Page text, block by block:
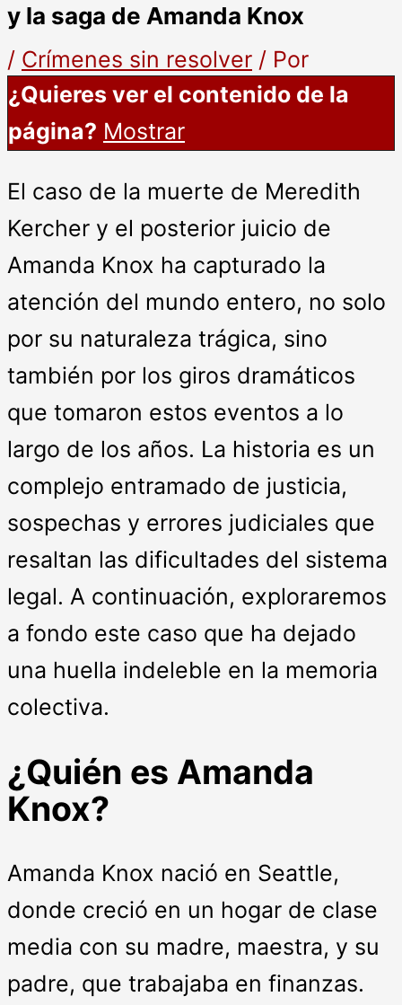
y la saga de Amanda Knox
/ Crímenes sin resolver / Por
¿Quieres ver el contenido de la
página? Mostrar
El caso de la muerte de Meredith
Kercher y el posterior juicio de
Amanda Knox ha capturado la
atención del mundo entero, no solo
por su naturaleza trágica, sino
también por los giros dramáticos
que tomaron estos eventos a lo
largo de los años. La historia es un
complejo entramado de justicia,
sospechas y errores judiciales que
resaltan las dificultades del sistema
legal. A continuación, exploraremos
a fondo este caso que ha dejado
una huella indeleble en la memoria
colectiva.
¿Quién es Amanda
Knox?
Amanda Knox nació en Seattle,
donde creció en un hogar de clase
media con su madre, maestra, y su
padre, que trabajaba en finanzas.